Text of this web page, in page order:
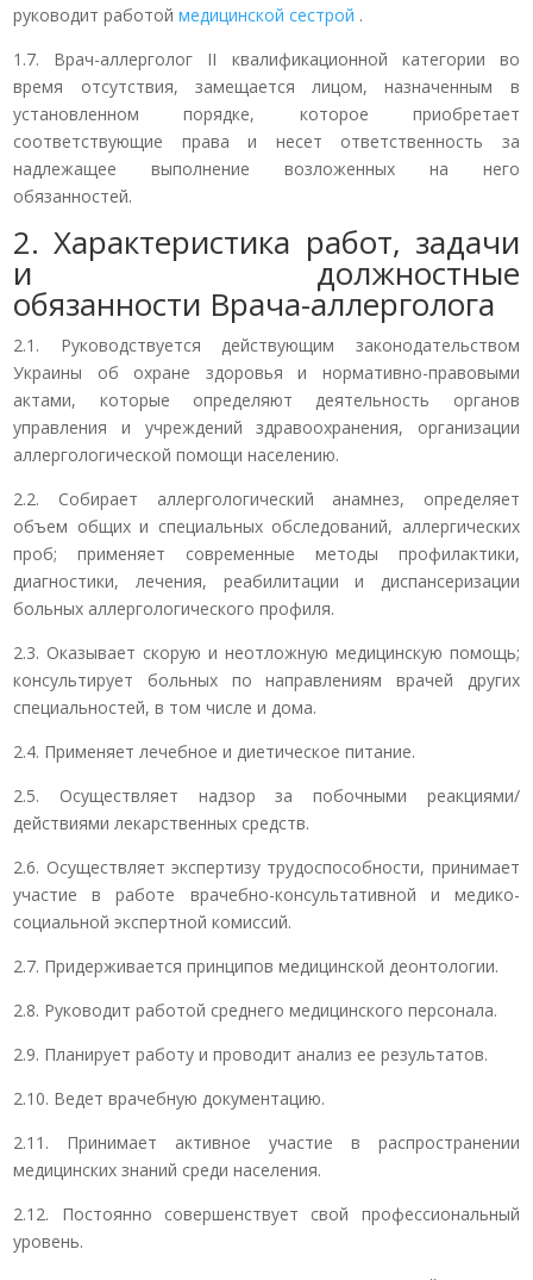
руководит работоймедицинской сестрой .
1.7. Врач-аллерголог II квалификационной категории во
время отсутствия, замещается лицом, назначенным в
установленном порядке, которое приобретает
соответствующие права и несет ответственность за
надлежащее выполнение возложенных на него
обязанностей.
2. Характеристика работ, задачи
и должностные
обязанности Врача-аллерголога
2.1. Руководствуется действующим законодательством
Украины об охране здоровья и нормативно-правовыми
актами, которые определяют деятельность органов
управления и учреждений здравоохранения, организации
аллергологической помощи населению.
2.2. Собирает аллергологический анамнез, определяет
объем общих и специальных обследований, аллергических
проб; применяет современные методы профилактики,
диагностики, лечения, реабилитации и диспансеризации
больных аллергологического профиля.
2.3. Оказывает скорую и неотложную медицинскую помощь;
консультирует больных по направлениям врачей других
специальностей, в том числе и дома.
2.4. Применяет лечебное и диетическое питание.
2.5. Осуществляет надзор за побочными реакциями/
действиями лекарственных средств.
2.6. Осуществляет экспертизу трудоспособности, принимает
участие в работе врачебно-консультативной и медико-
социальной экспертной комиссий.
2.7. Придерживается принципов медицинской деонтологии.
2.8. Руководит работой среднего медицинского персонала.
2.9. Планирует работу и проводит анализ ее результатов.
2.10. Ведет врачебную документацию.
2.11. Принимает активное участие в распространении
медицинских знаний среди населения.
2.12. Постоянно совершенствует свой профессиональный
уровень.